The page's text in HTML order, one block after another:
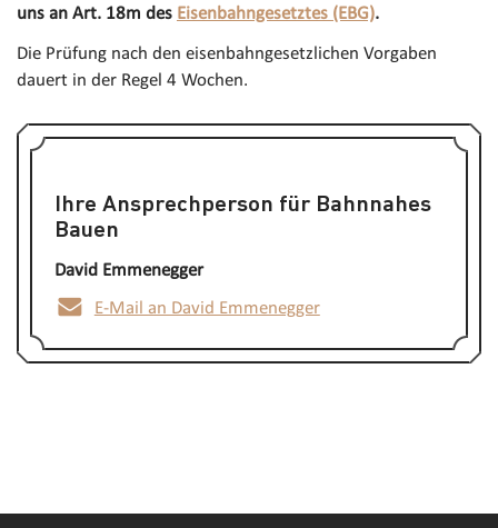
uns an Art. 18m des Eisenbahngesetztes (EBG).
Die Prüfung nach den eisenbahngesetzlichen Vorgaben
dauert in der Regel 4 Wochen.
Ihre Ansprechperson für Bahnnahes
Bauen
David Emmenegger
E-Mail an David Emmenegger